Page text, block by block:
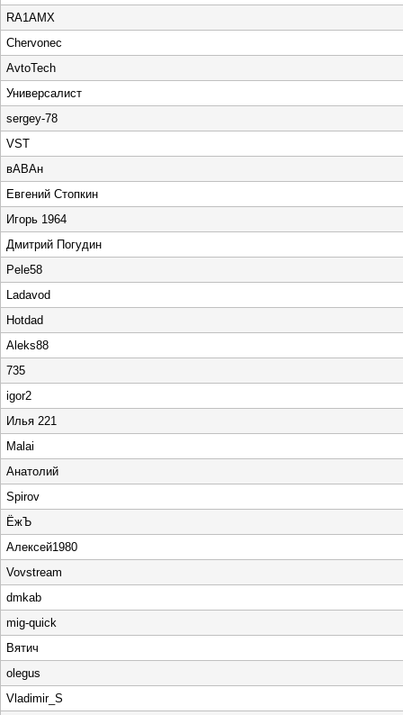
RA1AMX
Chervonec
AvtoTech
Универсалист
sergey-78
VST
вАВАн
Евгений Стопкин
Игорь 1964
Дмитрий Погудин
Pele58
Ladavod
Hotdad
Aleks88
735
igor2
Илья 221
Malai
Анатолий
Spirov
ЁжЪ
Алексей1980
Vovstream
dmkab
mig-quick
Вятич
olegus
Vladimir_S